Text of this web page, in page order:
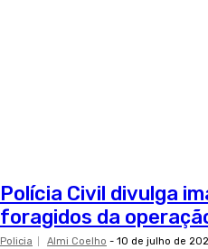
Polícia Civil divulga
foragidos da
Policia Almi Coelho - 10 de julho de